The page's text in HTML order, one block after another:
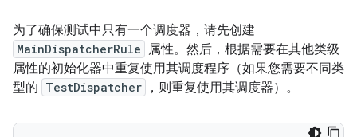
为了确保测试中只有一个调度器，请先创建
MainDispatcherRule 属性。然后，根据需要在其他类级
属性的初始化器中重复使用其调度程序（如果您需要不同类
型的 TestDispatcher ，则重复使用其调度器）。